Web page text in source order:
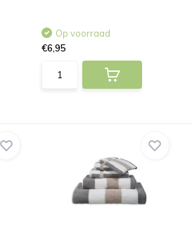
Op voorraad
€6,95